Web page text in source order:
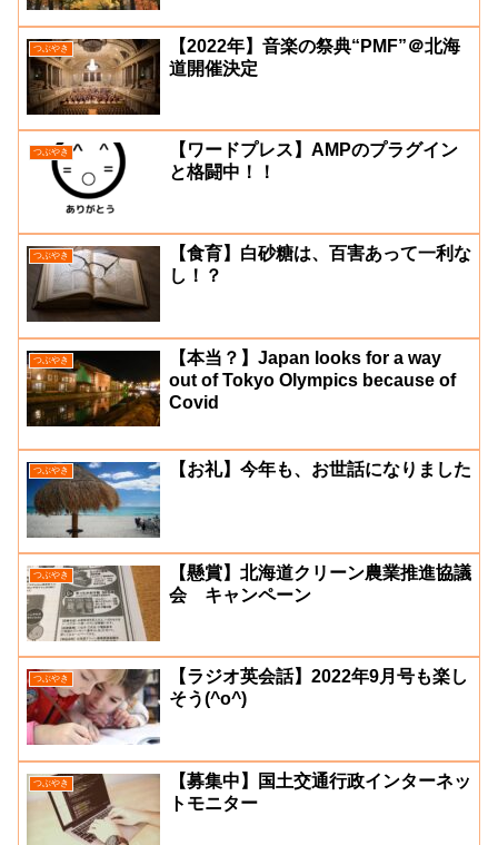
つぶやき
【2022年】音楽の祭典“PMF”＠北海
道開催決定
つぶやき
【ワードプレス】AMPのプラグイン
と格闘中！！
つぶやき
【食育】白砂糖は、百害あって一利な
し！？
つぶやき
【本当？】Japan looks for a way
out of Tokyo Olympics because of
Covid
つぶやき 【お礼】今年も、お世話になりました
つぶやき
【懸賞】北海道クリーン農業推進協議
会 キャンペーン
つぶやき
【ラジオ英会話】2022年9月号も楽し
そう(^o^)
つぶやき
【募集中】国土交通行政インターネッ
トモニター